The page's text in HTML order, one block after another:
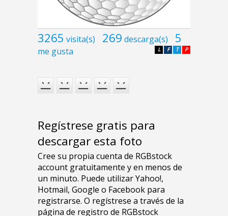
3265 visita(s) 269 descarga(s) 5
me gusta P
T
F
L
Regístrese gratis para
descargar esta foto